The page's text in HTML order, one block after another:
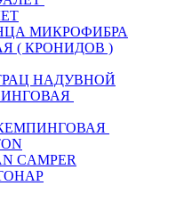
МИКРОФИБРА
( КРОНИДОВ )
НАДУВНОЙ
CAMPER